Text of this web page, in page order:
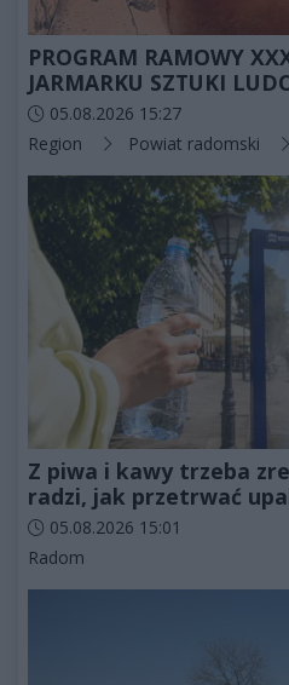
PROGRAM RAMOWY
JARMARKU SZTUKI
Data dodania artykułu:
05.08.2026 15:27
Kategorie artykułu:
Region Powiat radomski
Z piwa i kawy trzeba
radzi, jak przetrwać
Data dodania artykułu:
05.08.2026 15:01
Kategorie artykułu:
Radom